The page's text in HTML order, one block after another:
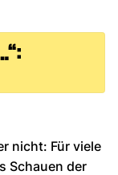
nicht: Für viele
Schauen der